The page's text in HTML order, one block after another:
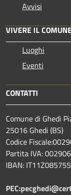
Avvisi
VIVERE IL
Luoghi
Eventi
CONTATTI
Comune di Ghedi
25016 Ghedi (BS)
Codice
Partita IVA:
IBAN: